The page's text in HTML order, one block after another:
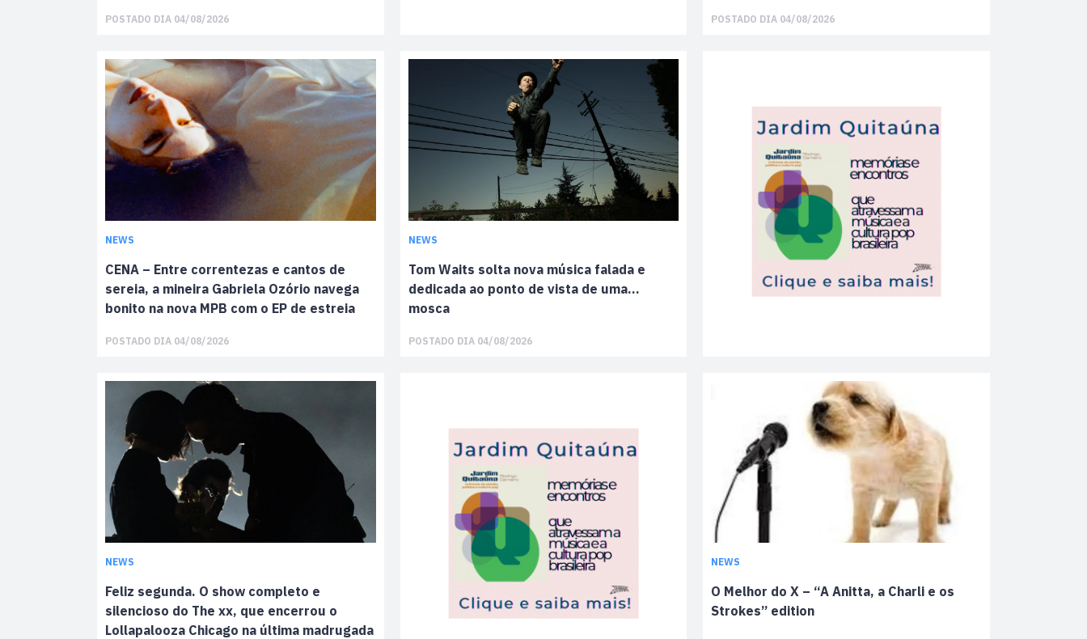
POSTADO DIA 04/08/2026 POSTADO DIA 04/08/2026
NEWS
CENA – Entre correntezas e cantos de
sereia, a mineira Gabriela Ozório navega
bonito na nova MPB com o EP de estreia
POSTADO DIA 04/08/2026
NEWS
Tom Waits solta nova música falada e
dedicada ao ponto de vista de uma…
mosca
POSTADO DIA 04/08/2026
NEWS
Feliz segunda. O show completo e
silencioso do The xx, que encerrou o
Lollapalooza Chicago na última madrugada
NEWS
O Melhor do X – “A Anitta, a Charli e os
Strokes” edition